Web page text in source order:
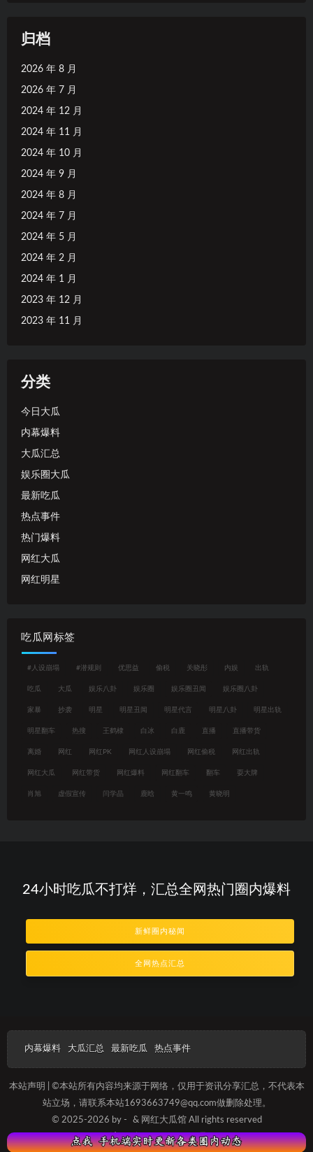
归档
2026 年 8 月
2026 年 7 月
2024 年 12 月
2024 年 11 月
2024 年 10 月
2024 年 9 月
2024 年 8 月
2024 年 7 月
2024 年 5 月
2024 年 2 月
2024 年 1 月
2023 年 12 月
2023 年 11 月
分类
今日大瓜
内幕爆料
大瓜汇总
娱乐圈大瓜
最新吃瓜
热点事件
热门爆料
网红大瓜
网红明星
吃瓜网标签
#人设崩塌 #潜规则 优思益 偷税 关晓彤 内娱 出轨
吃瓜 大瓜 娱乐八卦 娱乐圈 娱乐圈丑闻 娱乐圈八卦
家暴 抄袭 明星 明星丑闻 明星代言 明星八卦 明星出轨
明星翻车 热搜 王鹤棣 白冰 白鹿 直播 直播带货
离婚 网红 网红PK 网红人设崩塌 网红偷税 网红出轨
网红大瓜 网红带货 网红爆料 网红翻车 翻车 耍大牌
肖旭 虚假宣传 闫学晶 鹿晗 黄一鸣 黄晓明
24小时吃瓜不打烊，汇总全网热门圈内爆料
新鲜圈内秘闻
全网热点汇总
内幕爆料 大瓜汇总 最新吃瓜 热点事件
本站声明 | ©本站所有内容均来源于网络，仅用于资讯分享汇总，不代表本
站立场，请联系本站1693663749@qq.com做删除处理。
© 2025-2026 by -
& 网红大瓜馆 All rights reserved
沪ICP备2025012093号